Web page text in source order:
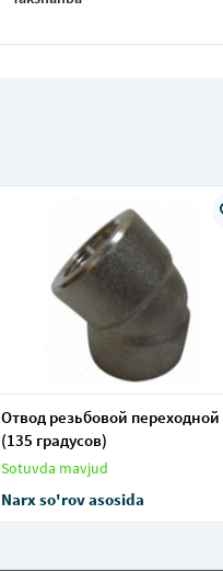
Отвод резьбовой переходной
(135 градусов)
Sotuvda mavjud
Narx so'rov asosida